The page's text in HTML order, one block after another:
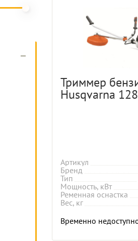
Триммер
Husqvarna
Артикул
Бренд
Тип
Мощность, кВт
Ременная оснастка
Вес, кг
Временно